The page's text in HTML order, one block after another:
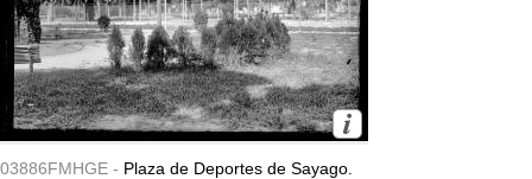
03886FMHGE - Plaza de Deportes de Sayago.